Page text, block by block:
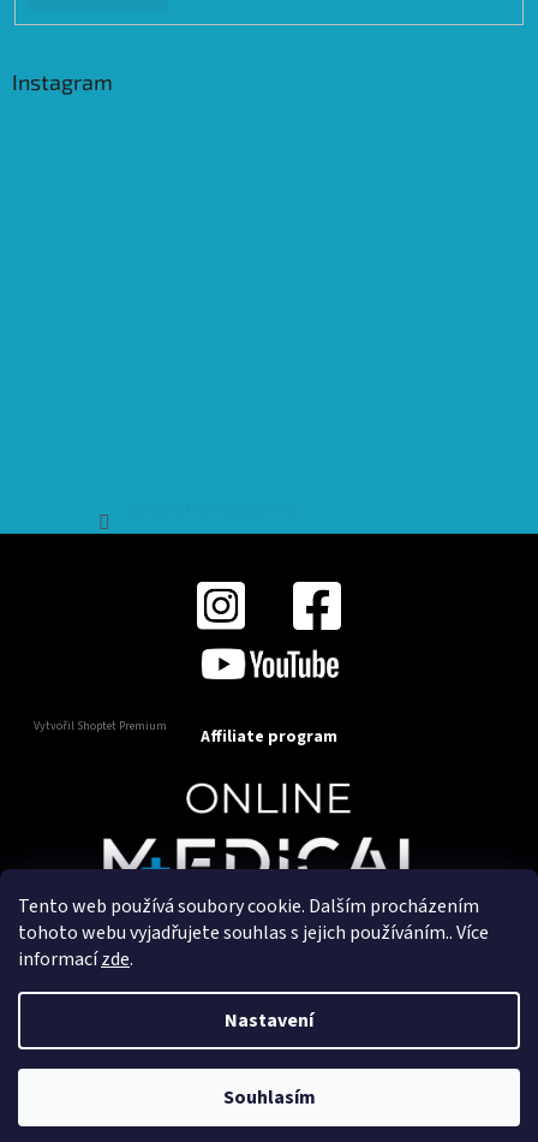
Tento web používá soubory cookie. Dalším procházením
tohoto webu vyjadřujete souhlas s jejich používáním.. Více
informacízde.
Nastavení
Souhlasím
Instagram
Vytvořil Shoptet Premium Affiliate program
Copyright 2025OnlineMedical.cz. Všechna práva
Vytvořil a marketingově zajišťuje